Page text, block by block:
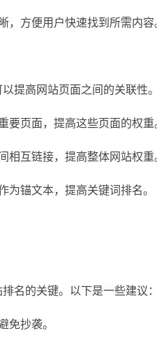
，方便用户快速找到所需内容
提高网站页面之间的关联性
要页面，提高这些页面的权重
相互链接，提高整体网站权重
为锚文本，提高关键词排名。
名的关键。以下是一些建议：
免抄袭。